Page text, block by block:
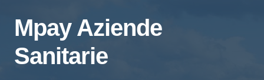
Mpay Aziende
Sanitarie